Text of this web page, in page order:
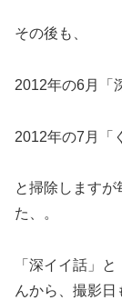
その後も、
2012年の6月「
2012年の7月「
と掃除します
た、。
「深イイ話」
んから、撮影